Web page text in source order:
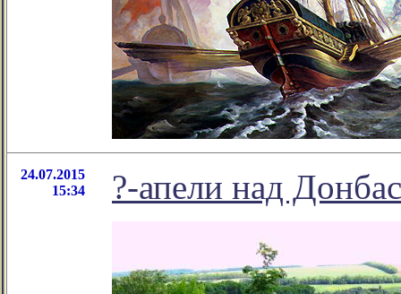
24.07.2015
15:34
?-апели над